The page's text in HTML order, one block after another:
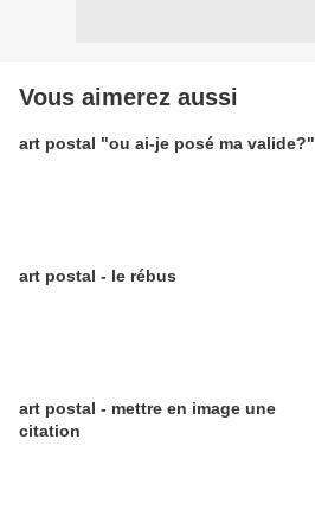
Vous aimerez aussi
art postal "ou ai-je posé ma valide?"
art postal - le rébus
art postal - mettre en image une
citation